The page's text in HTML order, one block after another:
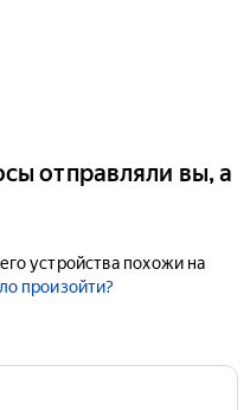
отправляли вы, а
устройства похожи на
произойти?